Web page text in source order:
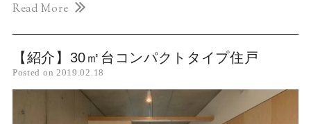
Read More
【紹介】30㎡台コンパクトタイプ住戸
Posted on 2019.02.18